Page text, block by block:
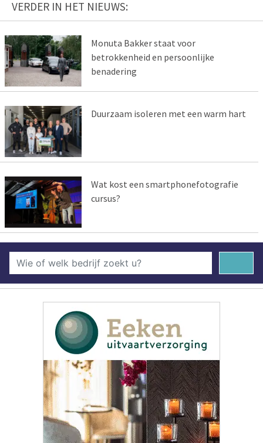
VERDER IN HET NIEUWS:
Monuta Bakker staat voor
betrokkenheid en persoonlijke
benadering
Duurzaam isoleren met een warm hart
Wat kost een smartphonefotografie
cursus?